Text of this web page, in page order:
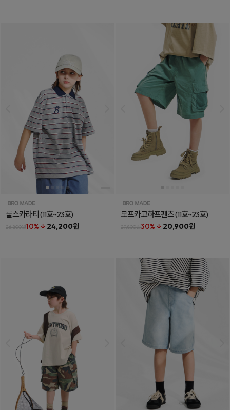
룰스카라티(11호~23호)
26,800원10% ↓ 24,200원
모프카고하프팬츠(11호~23호)
29,800원30% ↓ 20,900원